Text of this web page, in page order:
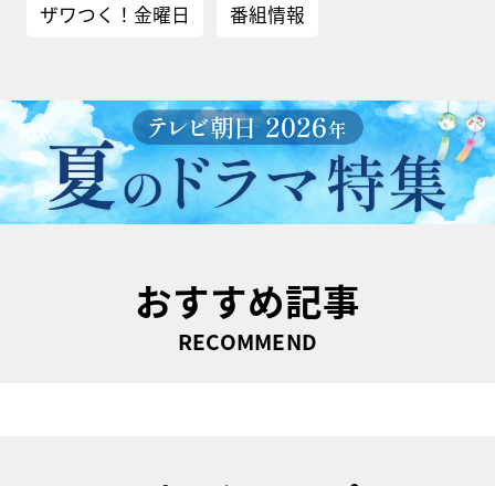
ザワつく！金曜日 番組情報
おすすめ記事
RECOMMEND